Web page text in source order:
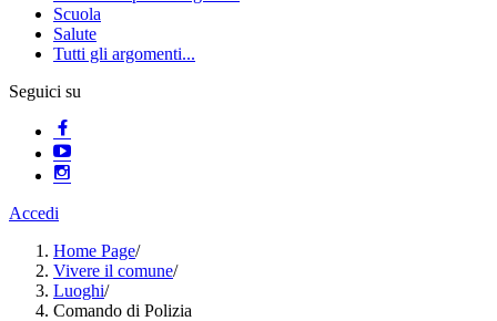
Scuola
Salute
Tutti gli argomenti...
Seguici su
Accedi
Home Page/
Vivere il comune/
Luoghi/
Comando di Polizia